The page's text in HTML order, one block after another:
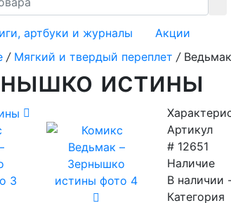
артбуки и журналы
Акции
/ Мягкий и твердый переплет /
истины
Артикул
# 12651
Наличие
В наличии
Категория